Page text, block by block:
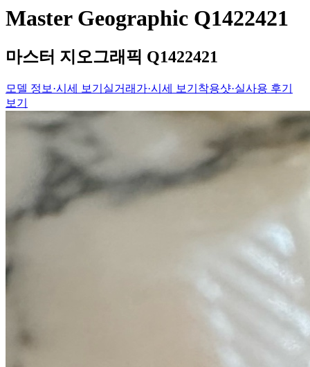
Master Geographic Q1422421
마스터 지오그래픽 Q1422421
모델 정보·시세 보기 실거래가·시세 보기 착용샷·실사용 후기
보기